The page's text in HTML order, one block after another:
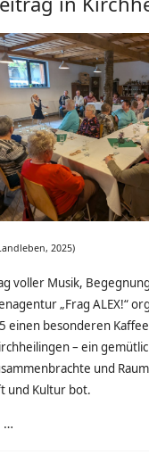
2025)
voller Musik,
„Frag ALEX!“
einen besonderen
– ein
und
und Kultur bot.
…